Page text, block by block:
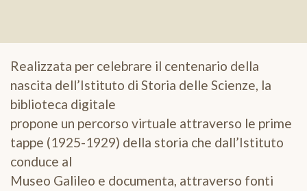
Realizzata per celebrare il centenario della
nascita dell’Istituto di Storia delle Scienze, la
biblioteca digitale
propone un percorso virtuale attraverso le prime
tappe (1925-1929) della storia che dall’Istituto
conduce al
Museo Galileo e documenta, attraverso fonti